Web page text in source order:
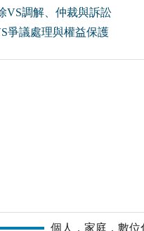
VS調解、仲裁與訴訟
爭議處理與權益保護
個人．家庭．數位